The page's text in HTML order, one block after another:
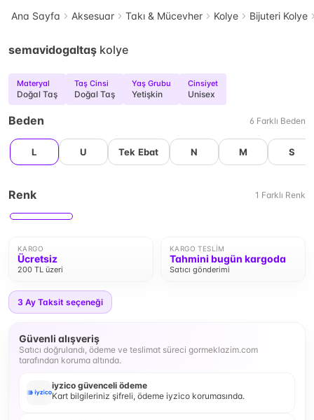
Ana Sayfa Aksesuar Takı & Mücevher Kolye Bijuteri Kolye
semavidogaltaş kolye
Materyal
Doğal Taş
Taş Cinsi
Doğal Taş
Yaş Grubu
Yetişkin
Cinsiyet
Unisex
Beden 6 Farklı Beden
L U Tek Ebat N M S
Renk 1 Farklı Renk
KARGO
Ücretsiz
200 TL üzeri
KARGO TESLIM
Tahmini bugün kargoda
Satıcı gönderimi
3 Ay Taksit seçeneği
Güvenli alışveriş
Satıcı doğrulandı, ödeme ve teslimat süreci gormeklazim.com
tarafından koruma altında.
iyzico güvenceli ödeme
Kart bilgileriniz şifreli, ödeme iyzico korumasında.